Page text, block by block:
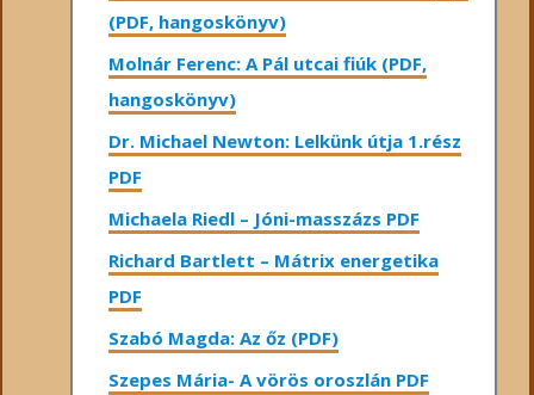
(PDF, hangoskönyv)
Molnár Ferenc: A Pál utcai fiúk (PDF,
hangoskönyv)
Dr. Michael Newton: Lelkünk útja 1.rész
PDF
Michaela Riedl – Jóni-masszázs PDF
Richard Bartlett – Mátrix energetika
PDF
Szabó Magda: Az őz (PDF)
Szepes Mária- A vörös oroszlán PDF